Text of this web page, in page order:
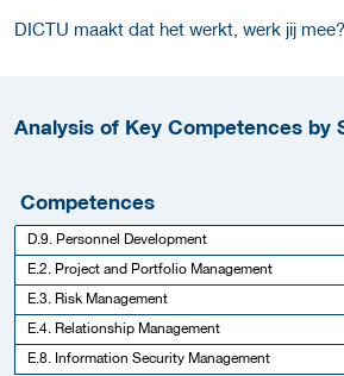
DICTU maakt dat het werkt, werk jij mee?
Analysis of Key Competences by
Competences
D.9. Personnel Development
E.2. Project and Portfolio Management
E.3. Risk Management
E.4. Relationship Management
E.8. Information Security Management